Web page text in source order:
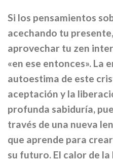
Si los pensamientos
acechando tu
aprovechar tu zen
«en ese entonces». La
autoestima de este
aceptación y la
profunda sabiduría,
través de una nueva
que aprende para
su futuro. El calor de